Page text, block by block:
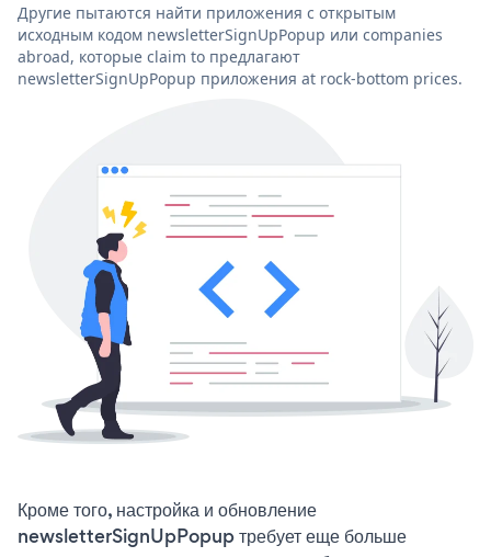
Другие пытаются найти приложения с открытым
исходным кодом newsletterSignUpPopup или companies
abroad, которые claim to предлагают
newsletterSignUpPopup приложения at rock-bottom prices.
Кроме того, настройка и обновление
newsletterSignUpPopup требует еще больше